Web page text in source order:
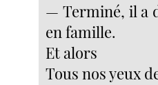
— Terminé, il a
en famille.
Et alors
Tous nos yeux